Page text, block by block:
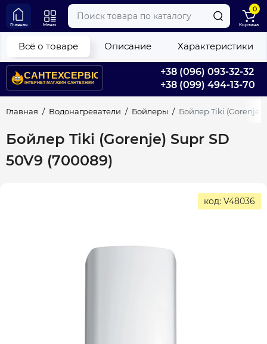
+38 (096) 093-32-32
+38 (099) 494-13-70
Главная Меню
0
Корзина
Главная Водонагреватели Бойлеры Бойлер Tiki (Gorenje)
Бойлер Tiki (Gorenje) Supr SD
50V9 (700089)
Всё о товаре Описание Характеристики
код: V48036